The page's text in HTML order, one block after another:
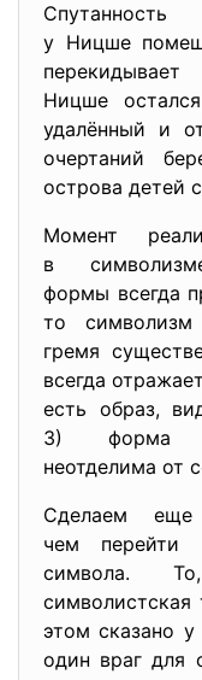
у Ницше
Ницше
удалённый и
очертаний
острова детей
Момент
в
формы всегда
то символизм
гремя
всегда
есть образ,
3) форма
неотделима от
Сделаем
чем перейти
символа.
символистская
этом сказано
один враг для